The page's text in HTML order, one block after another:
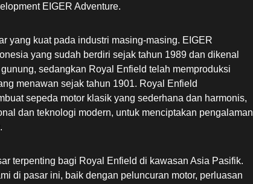
EIGER Adventure.
yang kuat pada industri masing-masing. EIGER
yang sudah berdiri sejak tahun 1989 dan dikenal
sedangkan Royal Enfield telah memproduksi
menawan sejak tahun 1901. Royal Enfield
sepeda motor klasik yang sederhana dan harmonis,
dan teknologi modern, untuk menciptakan pengalaman
terpenting bagi Royal Enfield di kawasan Asia Pasifik.
di pasar ini, baik dengan peluncuran motor, perluasan